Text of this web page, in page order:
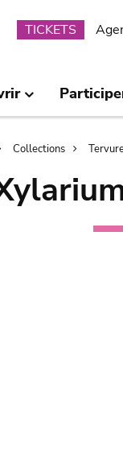
TICKETS
Collections